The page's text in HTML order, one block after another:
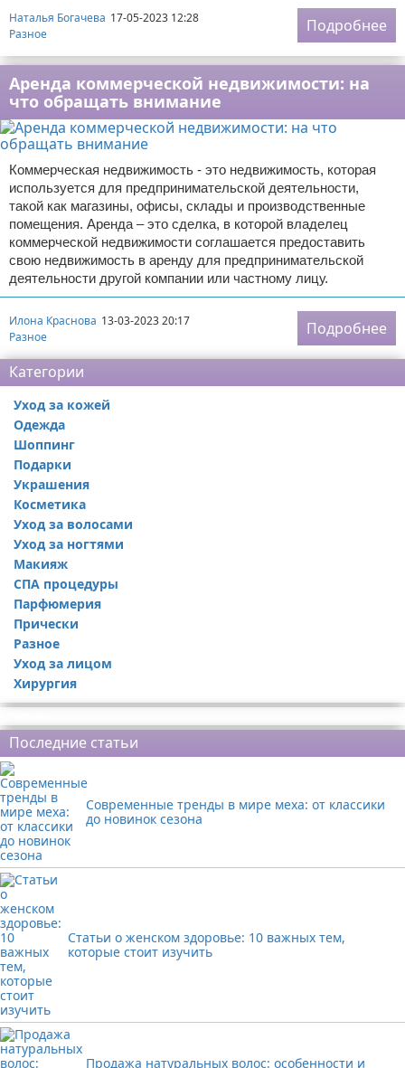
Наталья Богачева 17-05-2023 12:28
Разное
Подробнее
Аренда коммерческой недвижимости: на
что обращать внимание
Коммерческая недвижимость - это недвижимость, которая
используется для предпринимательской деятельности,
такой как магазины, офисы, склады и производственные
помещения. Аренда – это сделка, в которой владелец
коммерческой недвижимости соглашается предоставить
свою недвижимость в аренду для предпринимательской
деятельности другой компании или частному лицу.
Илона Краснова 13-03-2023 20:17
Разное
Подробнее
Категории
Уход за кожей
Одежда
Шоппинг
Подарки
Украшения
Косметика
Уход за волосами
Уход за ногтями
Макияж
СПА процедуры
Парфюмерия
Прически
Разное
Уход за лицом
Хирургия
Последние статьи
Современные тренды в мире меха: от классики
до новинок сезона
Статьи о женском здоровье: 10 важных тем,
которые стоит изучить
Продажа натуральных волос: особенности и